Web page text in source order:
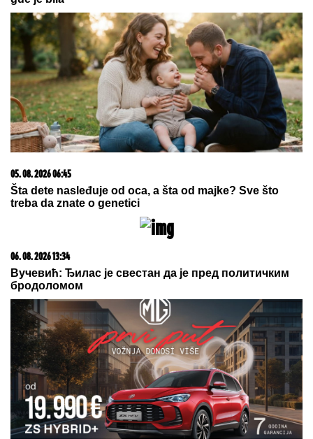
06. 08. 2026 07:08
Evo u kojim banjama važi vaučer od 10.000 dinara -
kompletan spisak destinacija u Srbiji
"Nove strategije biće otkrivene u pravom trenutku":
Iranski general o jačanju PVO, domaćoj opremi i
ratnom moralu!
06. 08. 2026 09:39